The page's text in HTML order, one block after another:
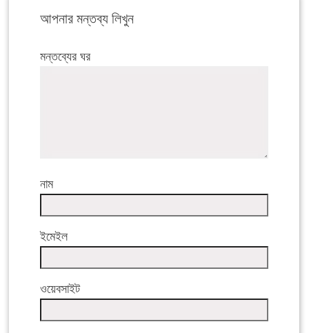
আপনার মন্তব্য লিখুন
মন্তব্যের ঘর
নাম
ইমেইল
ওয়েবসাইট